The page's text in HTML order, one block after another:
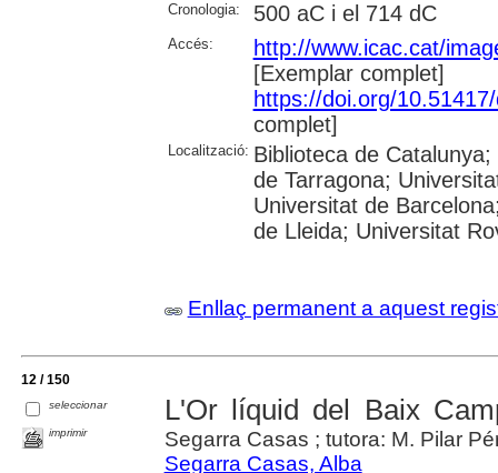
Cronologia: 500 aC i el 714 dC
Accés:
http://www.icac.cat/
[Exemplar complet]
https://doi.org/
complet]
Localització: Biblioteca de
de Tarragona;
Universitat de
de Lleida; Universitat
Enllaç permanent a aquest
12 / 150
seleccionar
imprimir
L'Or líquid del Baix
Segarra Casas ; tutora: M. Pilar
Segarra Casas, Alba